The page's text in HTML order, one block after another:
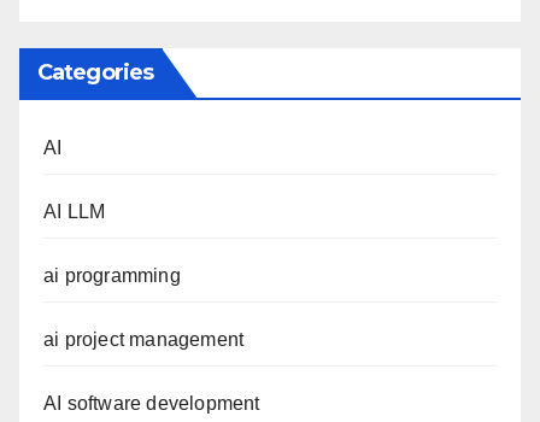
Categories
AI
AI LLM
ai programming
ai project management
AI software development